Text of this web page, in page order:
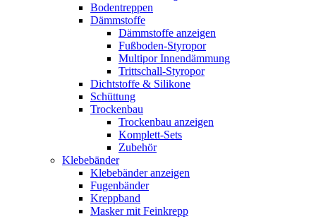
Bodentreppen
Dämmstoffe
Dämmstoffe anzeigen
Fußboden-Styropor
Multipor Innendämmung
Trittschall-Styropor
Dichtstoffe & Silikone
Schüttung
Trockenbau
Trockenbau anzeigen
Komplett-Sets
Zubehör
Klebebänder
Klebebänder anzeigen
Fugenbänder
Kreppband
Masker mit Feinkrepp